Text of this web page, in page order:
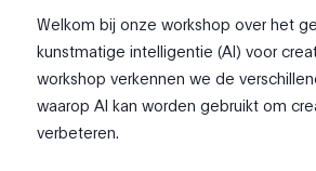
Welkom bij onze workshop over het
kunstmatige intelligentie (AI) voor
workshop verkennen we de
waarop AI kan worden gebruikt om
verbeteren.